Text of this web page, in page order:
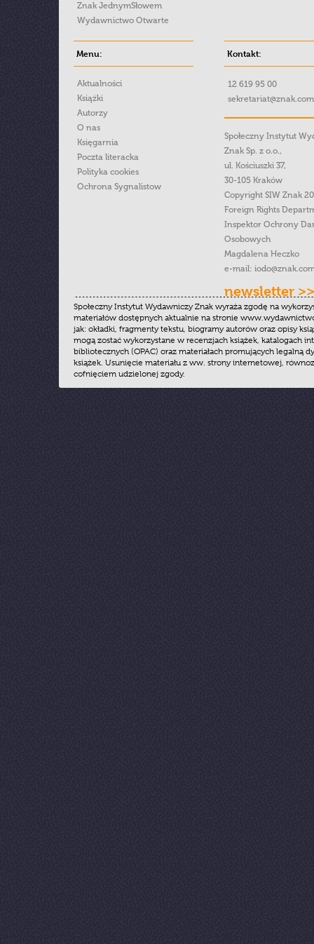
Znak JednymSłowem
Wydawnictwo Otwarte
Menu:
Aktualności
Książki
Autorzy
O nas
Księgarnia
Poczta literacka
Polityka cookies
Ochrona Sygnalistow
Kontakt:
12 619 95 00
Społeczny Instytut
Znak Sp. z o.o.,
ul. Kościuszki 37,
30-105 Kraków
Copyright SIW Znak
Foreign Rights
Inspektor Ochrony
Osobowych
Magdalena Heczko
e-mail:
newsletter >>
Społeczny Instytut Wydawniczy Znak wyraża zgodę na
materiałów dostępnych aktualnie na stronie
jak: okładki, fragmenty tekstu, biogramy autorów oraz opisy
mogą zostać wykorzystane w recenzjach książek, katalogach
bibliotecznych (OPAC) oraz materiałach promujących legalną
książek. Usunięcie materiału z ww. strony internetowej,
cofnięciem udzielonej zgody.